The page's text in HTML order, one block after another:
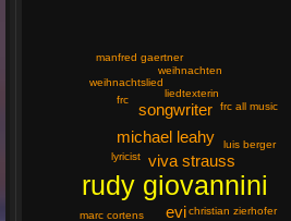
rudy giovannini
evi
viva strauss
michael leahy
songwriter
christian zierhofer
marc cortens
lyricist
liedtexterin
weihnachten
manfred gaertner
weihnachtslied
luis berger
frc
frc all music